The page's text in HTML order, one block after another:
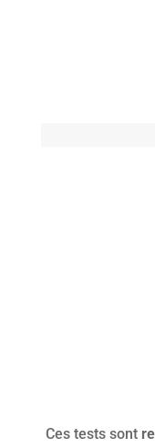
Ces tests sont